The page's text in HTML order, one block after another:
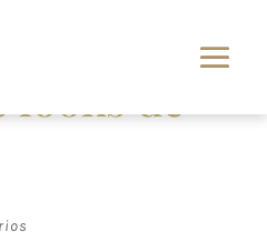
looks de